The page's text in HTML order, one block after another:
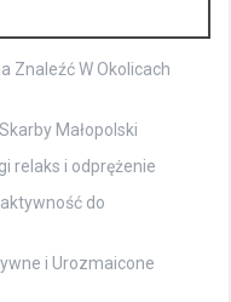
Znaleźć W Okolicach
Małopolski
relaks i odprężenie
do
i Urozmaicone